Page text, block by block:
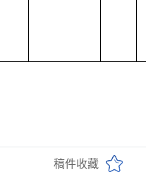
稿件收藏